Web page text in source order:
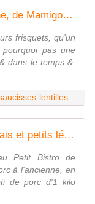
Les Saucisses-Lentilles à l'ancienne, de Mamigoz. - Chez Mamigoz
frisquets, qu'un
pas une
dans le temps &.
Rôti de porc cocotte, Epices Rabelais et petits légumes, de Mamigoz - Chez Mamigoz
Petit Bistro de
à l'ancienne, en
de porc d'1 kilo